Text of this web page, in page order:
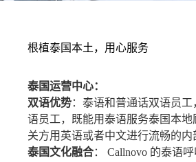
根植泰国本土，用心服务
泰国运营中心：
双语优势：泰语和普通话双语员
语员工，既能用泰语服务泰国本地
关方用英语或者中文进行流畅的内
泰国文化融合： Callnovo 的泰语